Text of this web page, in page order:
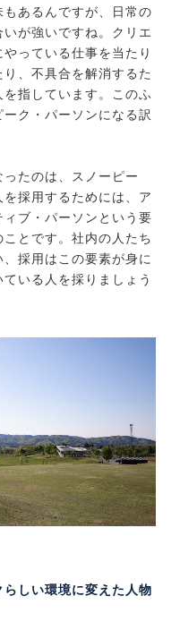
あるんですが、日常の
が強いですね。クリエ
っている仕事を当たり
、不具合を解消するた
指しています。このふ
ク・パーソンになる訳
たのは、スノーピー
採用するためには、ア
ブ・パーソンという要
とです。社内の人たち
採用はこの要素が身に
いる人を採りましょう
しい環境に変えた人物